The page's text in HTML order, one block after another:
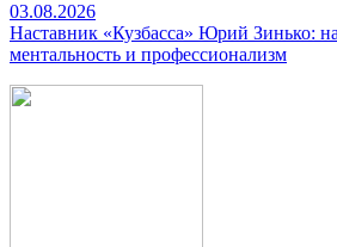
03.08.2026
Наставник «Кузбасса» Юрий Зинько:
ментальность и профессионализм